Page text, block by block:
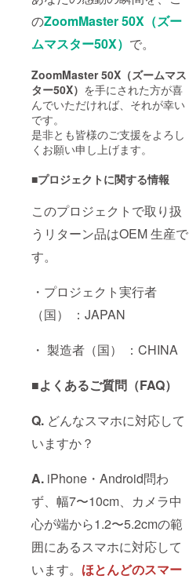
のZoomMaster 50X（ズー
ムマスター50X） で。
ZoomMaster 50X（ズームマス
ター50X） を手にされた方が喜
んでいただければ、それが幸い
です。
是非とも皆様のご支援をよろし
くお願い申し上げます。
■プロジェクトに関する情報
このプロジェクトで取り扱
うリターン品はOEM 生産で
す。
・プロジェクト実行者
（国） ：JAPAN
・ 製造者（国） ：CHINA
■よくあるご質問（FAQ）
Q. どんなスマホに対応して
いますか？
A. iPhone・Android問わ
ず、幅7〜10cm、カメラ中
心が端から1.2〜5.2cmの範
囲にあるスマホに対応して
います。 ほとんどのスマー